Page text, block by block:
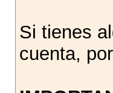
Si tienes
cuenta,